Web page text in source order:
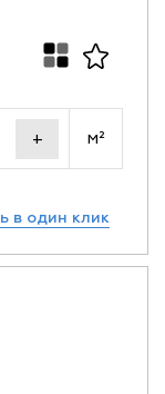
+ м²
в один клик